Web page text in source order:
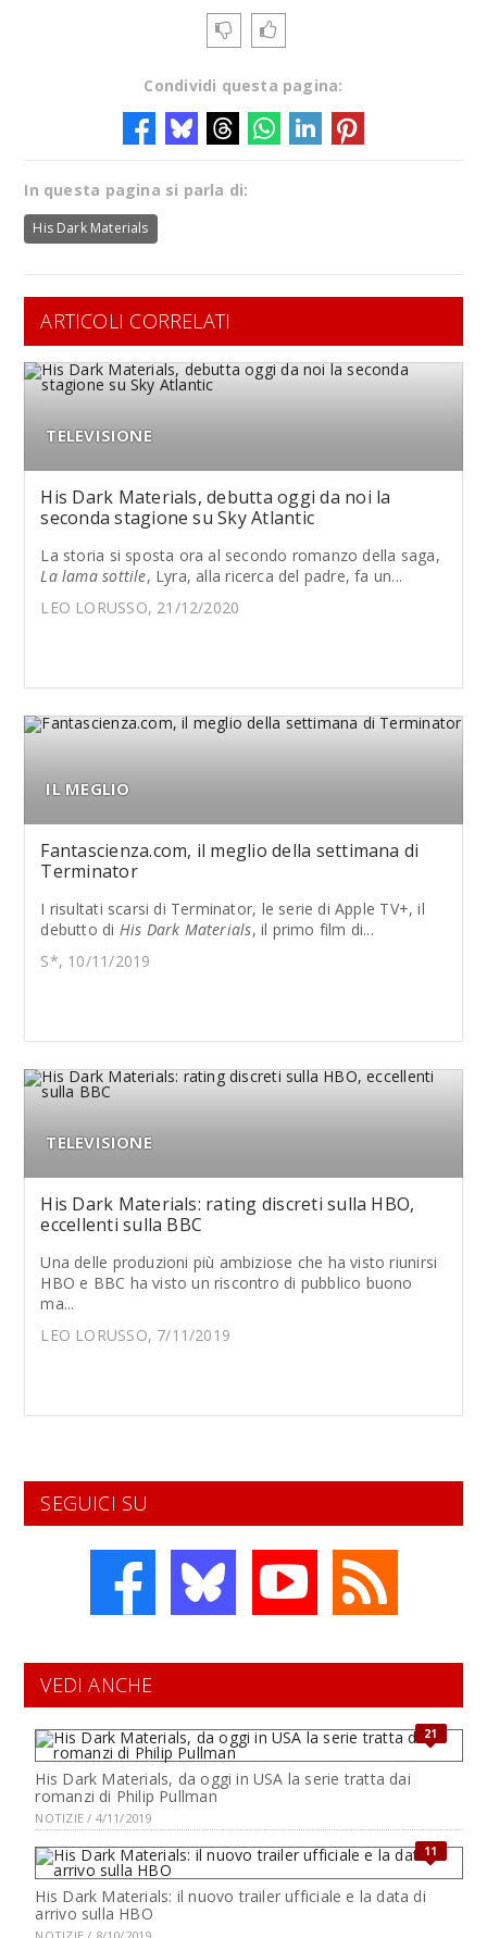
Condividi questa pagina:
In questa pagina si parla di:
His Dark Materials
ARTICOLI CORRELATI
TELEVISIONE
His Dark Materials, debutta oggi da noi la
seconda stagione su Sky Atlantic
La storia si sposta ora al secondo romanzo della saga,
La lama sottile, Lyra, alla ricerca del padre, fa un...
LEO LORUSSO, 21/12/2020
IL MEGLIO
Fantascienza.com, il meglio della settimana di
Terminator
I risultati scarsi di Terminator, le serie di Apple TV+, il
debutto di His Dark Materials, il primo film di...
S*, 10/11/2019
TELEVISIONE
His Dark Materials: rating discreti sulla HBO,
eccellenti sulla BBC
Una delle produzioni più ambiziose che ha visto riunirsi
HBO e BBC ha visto un riscontro di pubblico buono
ma...
LEO LORUSSO, 7/11/2019
SEGUICI SU
VEDI ANCHE
21
His Dark Materials, da oggi in USA la serie tratta dai
romanzi di Philip Pullman
NOTIZIE / 4/11/2019
11
His Dark Materials: il nuovo trailer ufficiale e la data di
arrivo sulla HBO